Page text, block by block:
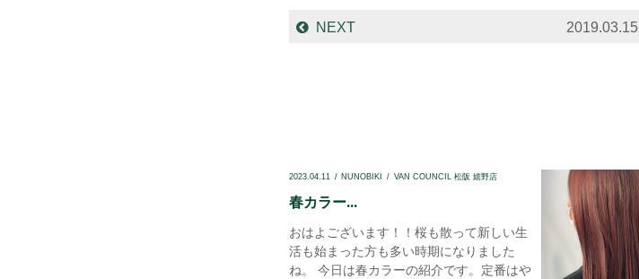
NEXT 2019.03.15
2023.04.11 NUNOBIKI VAN COUNCIL 松阪 嬉野店
春カラー...
おはよございます！！桜も散って新しい生
活も始まった方も多い時期になりました
ね。 今日は春カラーの紹介です。定番はや